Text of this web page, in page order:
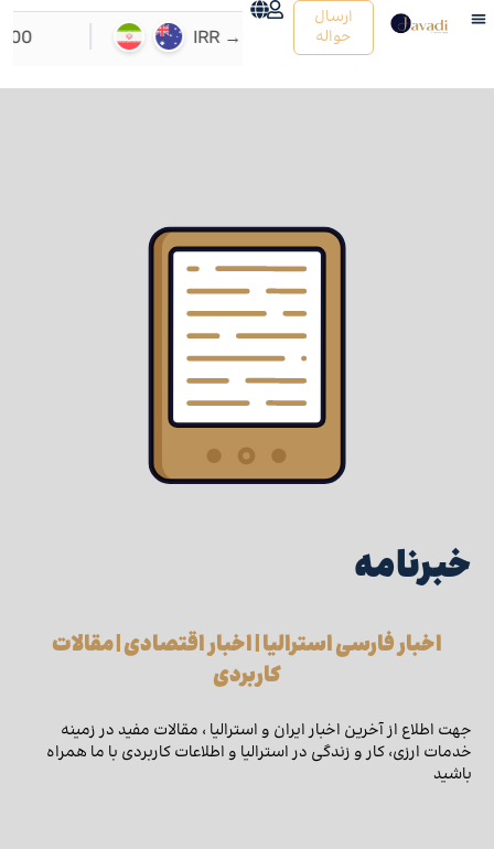
ارسال
حواله
خبرنامه
اخبار فارسی استرالیا | اخبار اقتصادی | مقالات
کاربردی
جهت اطلاع از آخرین اخبار ایران و استرالیا ، مقالات مفید در زمینه
خدمات ارزی، کار و زندگی در استرالیا و اطلاعات کاربردی با ما همراه
باشید